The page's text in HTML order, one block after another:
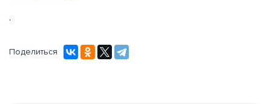
.
Поделиться